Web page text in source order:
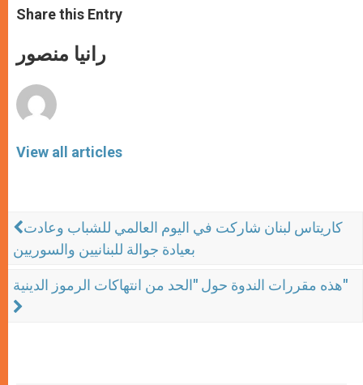
t
s
p
s
e
g
e
e
b
k
Share this Entry
رانيا منصور
View all articles
كاريتاس لبنان شاركت في اليوم العالمي للشباب وعادت
بعيادة جوالة للبنانيين والسوريين
هذه مقررات الندوة حول "الحد من انتهاكات الرموز الدينية"